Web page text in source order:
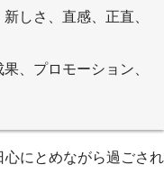
しさ、直感、正直、
、プロモーション、
心にとめながら過ごされ